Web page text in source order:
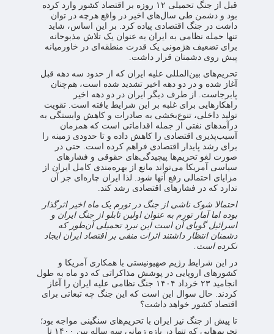
قبل از جنگ تحمیلی ۱۲ روزه بر اقتصاد کشور وارد کرده
بود و دشمن طی سال‌های اخیر در واقع هرچه در توان
داشت در جنگ اقتصادی پیاده کرد. بر این اساس، شاید
تنها حمله نظامی به ایران به عنوان یک تلاش مذبوحانه
برای تضعیف هژمونی یک قدرت منطقه‌ای در خاورمیانه
پیش روی دشمنان قرار داشت.
تحریم‌های بین‌المللی علیه ایران که از حدود سه دهه قبل
آغاز شده و در دو دهه اخیر تشدید شده است، هم‌چنان
پابرجاست. از طرف دیگر ایران در دو دهه اخیر
راهکارهایی برای غلبه بر این شرایط یافته است. تقویت
تولید داخلی، تنوع‌بخشی به صادرات و کاهش وابستگی به
درآمدهای نفتی از جمله اقداماتی است که همزمان
آسیب‌پذیری اقتصادی را کاهش داده و تا حدودی زمینه را
برای رشد پایدار اقتصادی فراهم کرده است. حتی در
صورت لغو تحریم‌ها پیچیدگی‌های حقوقی و فشارهای
سیاسی آمریکا می‌تواند مانع از بهره‌مندی کامل ایران از
مزایای احتمالی رفع آنها شود. لذا ایران چاره‌ای جز آن
ندارد که در فشارهای اقتصادی رشد کند.
احتمالا شوک ناشی از جنگ در تورم یک ماه اخیر اثرگذار
بوده اما آمار تورم به عنوان اولین تابلو از جنگ ایران و
اسرائیل گویای آن است این نبرد تحمیلی آن‌طور که
دشمنان انتظار داشتند اثرات منفی بر اقتصاد ایران ایجاد
نکرده است.
در این شرایط رژیم صهیونیستی با همکاری آمریکا و
کشورهای اروپایی در پوشش مذاکراتی که دو ماه به طول
انجامید ۲۳ خرداد ۱۴۰۴ جنگ نظامی علیه ایران را آغاز
کردند. حال سوال این است که این جنگ چه تبعاتی برای
اقتصاد کشور خواهد داشت؟
تا پیش از جنگ نیز ایران با تحریم‌های سنگینی مواجه بود؛
تحریم‌هایی که تنها در بازه زمانی سه ساله بین ۱۴۰۰ تا